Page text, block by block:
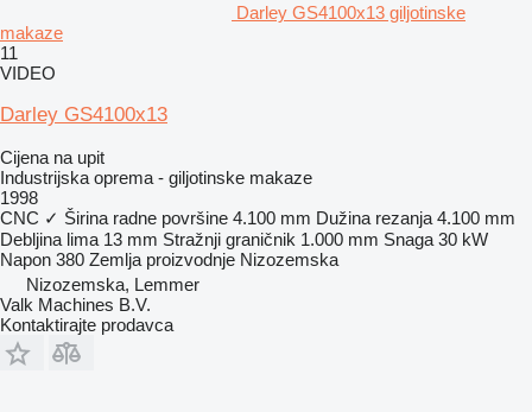
Darley GS4100x13 giljotinske
makaze
11
VIDEO
Darley GS4100x13
Cijena na upit
Industrijska oprema - giljotinske makaze
1998
CNC ✓ Širina radne površine 4.100 mm Dužina rezanja 4.100 mm
Debljina lima 13 mm Stražnji graničnik 1.000 mm Snaga 30 kW
Napon 380 Zemlja proizvodnje Nizozemska
Nizozemska, Lemmer
Valk Machines B.V.
Kontaktirajte prodavca